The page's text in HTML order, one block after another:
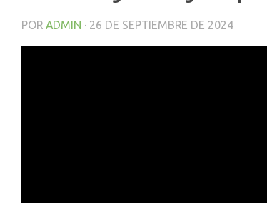
POR ADMIN · 26 DE SEPTIEMBRE DE 2024